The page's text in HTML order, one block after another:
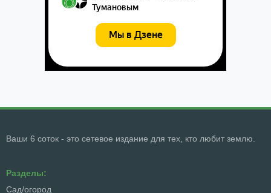
Ваши 6 соток - это сетевое издание для тех, кто любит землю.
Разделы:
Сад/огород